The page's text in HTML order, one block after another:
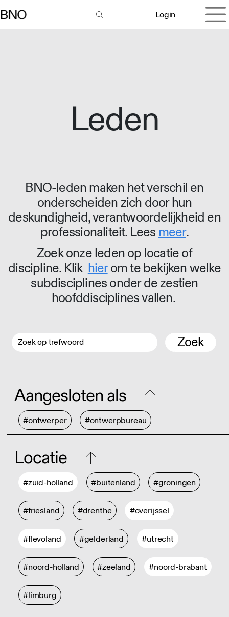
Login
Leden
BNO-leden maken het verschil en
onderscheiden zich door hun
deskundigheid, verantwoordelijkheid en
professionaliteit. Lees meer.
Zoek onze leden op locatie of
discipline. Klik hierom te bekijken welke
subdisciplines onder de zestien
hoofddisciplines vallen.
Zoek
Aangesloten als
#ontwerper #ontwerpbureau
Locatie
#zuid-holland #buitenland #groningen
#friesland #drenthe #overijssel
#flevoland #gelderland #utrecht
#noord-holland #zeeland #noord-brabant
#limburg